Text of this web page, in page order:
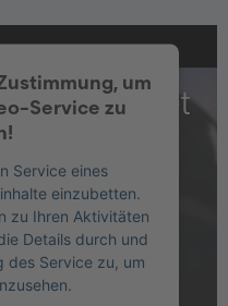
um
Service zu
Service eines
einzubetten.
zu Ihren Aktivitäten
Details durch und
des Service zu, um